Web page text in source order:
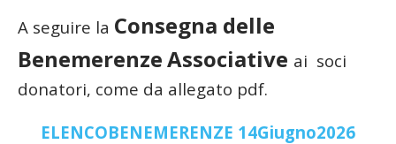
A seguire la Consegna delle
BenemerenzeAssociative ai soci
donatori, come da allegato pdf.
ELENCOBENEMERENZE 14Giugno2026